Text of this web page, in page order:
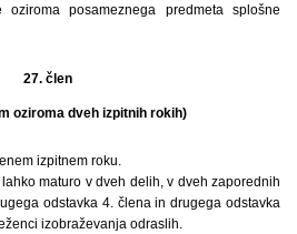
oziroma posameznega predmeta splošne
27. člen
oziroma dveh izpitnih rokih)
izpitnem roku.
maturo v dveh delih, v dveh zaporednih
odstavka 4. člena in drugega odstavka
izobraževanja odraslih.